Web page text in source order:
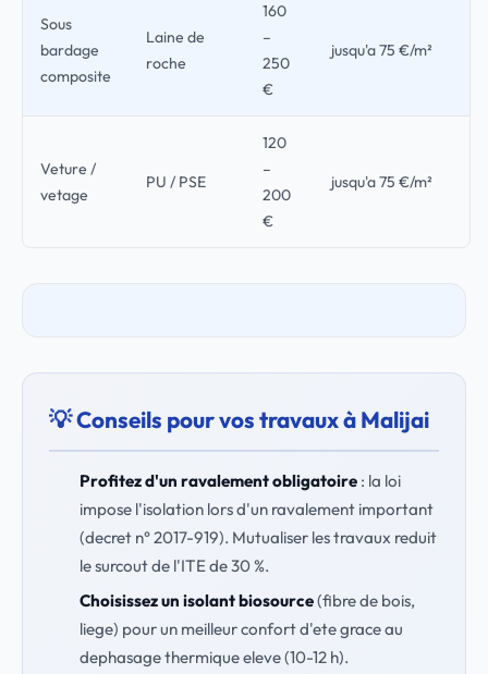
Sous
bardage
composite
Laine de
roche
160
–
250
€
jusqu'a 75 €/m²
Veture /
vetage
PU / PSE
120
–
200
€
jusqu'a 75 €/m²
💡 Conseils pour vos travaux à Malijai
Profitez d'un ravalement obligatoire: la loi
impose l'isolation lors d'un ravalement important
(decret n° 2017-919). Mutualiser les travaux reduit
le surcout de l'ITE de 30 %.
Choisissez un isolant biosource(fibre de bois,
liege) pour un meilleur confort d'ete grace au
dephasage thermique eleve (10-12 h).